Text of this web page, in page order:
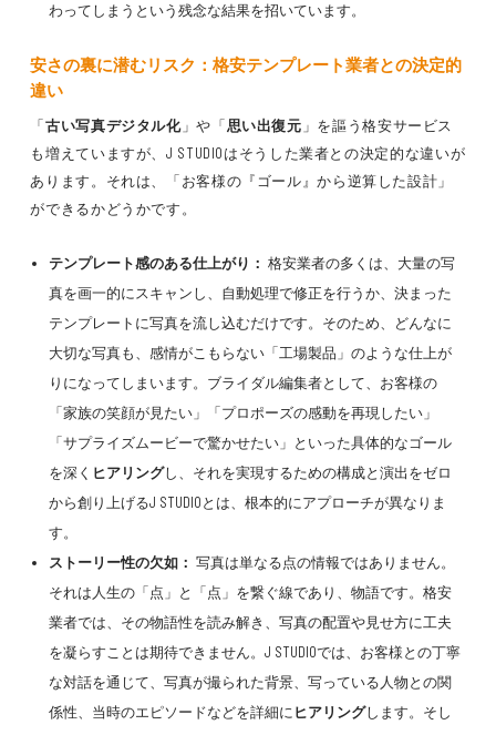
わってしまうという残念な結果を招いています。
安さの裏に潜むリスク：格安テンプレート業者との決定的
違い
「古い写真デジタル化」や「思い出復元 」を謳う格安サービス
も増えていますが、J STUDIOはそうした業者との決定的な違いが
あります。それは、「お客様の『ゴール』から逆算した設計」
ができるかどうかです。
テンプレート感のある仕上がり： 格安業者の多くは、大量の写
真を画一的にスキャンし、自動処理で修正を行うか、決まった
テンプレートに写真を流し込むだけです。そのため、どんなに
大切な写真も、感情がこもらない「工場製品」のような仕上が
りになってしまいます。ブライダル編集者として、お客様の
「家族の笑顔が見たい」「プロポーズの感動を再現したい」
「サプライズムービーで驚かせたい」といった具体的なゴール
を深く ヒアリングし、それを実現するための構成と演出をゼロ
から創り上げるJ STUDIOとは、根本的にアプローチが異なりま
す。
ストーリー性の欠如： 写真は単なる点の情報ではありません。
それは人生の「点」と「点」を繋ぐ線であり、物語です。格安
業者では、その物語性を読み解き、写真の配置や見せ方に工夫
を凝らすことは期待できません。J STUDIOでは、お客様との丁寧
な対話を通じて、写真が撮られた背景、写っている人物との関
係性、当時のエピソードなどを詳細に ヒアリングします。そし